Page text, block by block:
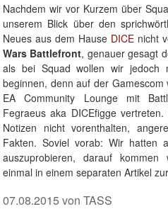
Nachdem wir vor Kurzem über
unserem Blick über den
Neues aus dem Hause DICE nicht
Wars Battlefront, genauer gesagt
als bei Squad wollen wir jedoch
beginnen, denn auf der
EA Community Lounge mit
Fegraeus aka DICEfigge
Notizen nicht vorenthalten,
Fakten. Soviel vorab: Wir hatten
auszuprobieren, darauf
einmal in einem separaten Artikel
07.08.2015 von TASS